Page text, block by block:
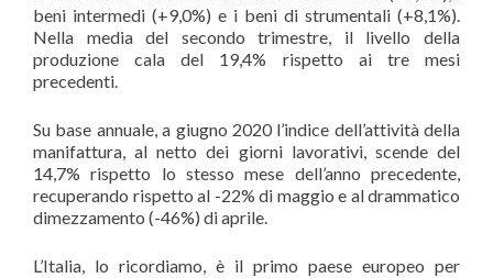
beni intermedi (+9,0%) e i beni di strumentali (+8,1%).
Nella media del secondo trimestre, il livello della
produzione cala del 19,4% rispetto ai tre mesi
precedenti.
Su base annuale, a giugno 2020 l’indice dell’attività della
manifattura, al netto dei giorni lavorativi, scende del
14,7% rispetto lo stesso mese dell’anno precedente,
recuperando rispetto al -22% di maggio e al drammatico
dimezzamento (-46%) di aprile.
L’Italia, lo ricordiamo, è il primo paese europeo per